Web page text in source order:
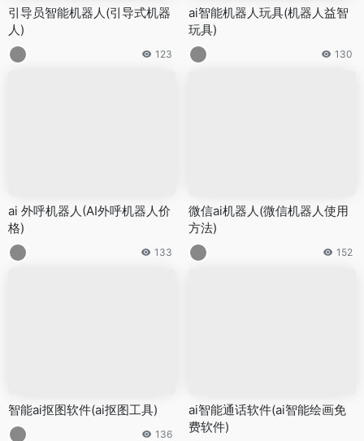
引导员智能机器人(引导式机器
人)
123
ai智能机器人玩具(机器人益智
玩具)
130
ai 外呼机器人(AI外呼机器人价
格)
133
微信ai机器人(微信机器人使用
方法)
152
智能ai抠图软件(ai抠图工具)
136
ai智能通话软件(ai智能绘画免
费软件)